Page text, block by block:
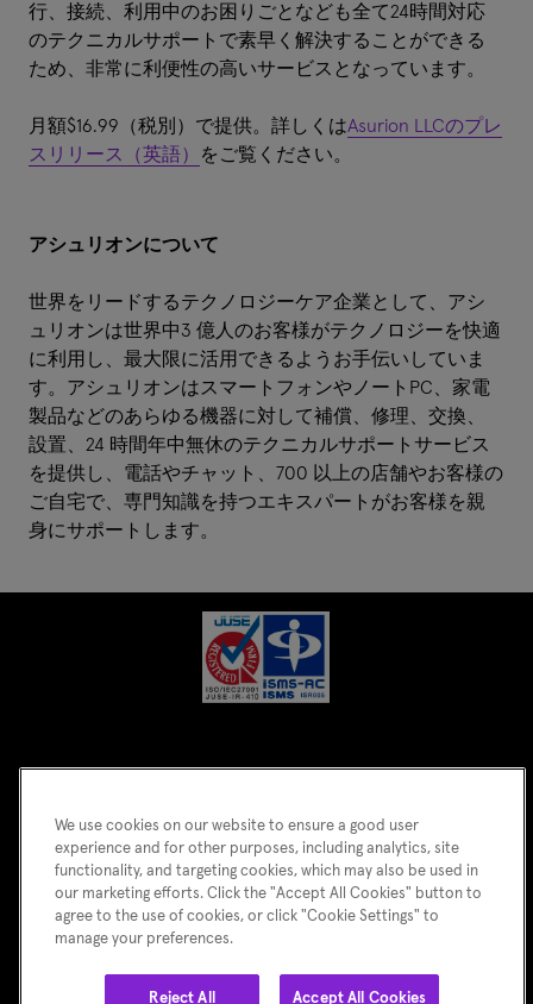
行、接続、利用中のお困りごとなども全て24時間対応
のテクニカルサポートで素早く解決することができる
ため、非常に利便性の高いサービスとなっています。
月額$16.99（税別）で提供。詳しくはAsurion LLCのプレ
スリリース（英語）
をご覧ください。
アシュリオンについて
世界をリードするテクノロジーケア企業として、アシ
ュリオンは世界中3 億人のお客様がテクノロジーを快適
に利用し、最大限に活用できるようお手伝いしていま
す。アシュリオンはスマートフォンやノートPC、家電
製品などのあらゆる機器に対して補償、修理、交換、
設置、24 時間年中無休のテクニカルサポートサービス
を提供し、電話やチャット、700 以上の店舗やお客様の
ご自宅で、専門知識を持つエキスパートがお客様を親
身にサポートします。
ホーム 会社概要パートナーサービスカルチャーキャリア
グローバル ニュースルーム
プライバシーポリシー情報セキュリティ基本方針
We use cookies on our website to ensure a good user
experience and for other purposes, including analytics, site
functionality, and targeting cookies, which may also be used in
our marketing efforts. Click the "Accept All Cookies" button to
agree to the use of cookies, or click "Cookie Settings" to
manage your preferences.
Reject All Accept All Cookies